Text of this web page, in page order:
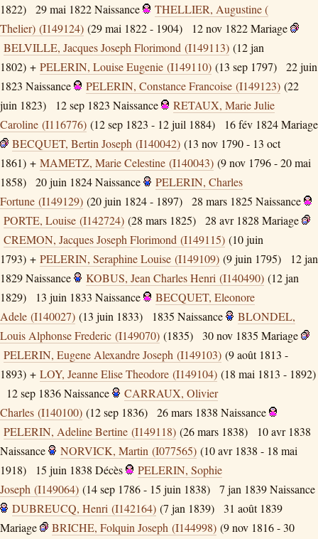
1822)
29 mai 1822Naissance
THELLIER, Augustine (
Thelier) (I149124) (29 mai 1822 - 1904) 12 nov 1822Mariage
BELVILLE, Jacques Joseph Florimond (I149113) (12 jan
1802) + PELERIN, Louise Eugenie (I149110) (13 sep 1797)
22 juin
1823 Naissance PELERIN, Constance Francoise (I149123) (22
juin 1823)
12 sep 1823 Naissance
RETAUX, Marie Julie
Caroline (I116776) (12 sep 1823 - 12 juil 1884) 16 fév 1824Mariage
BECQUET, Bertin Joseph (I140042) (13 nov 1790 - 13 oct
1861) + MAMETZ, Marie Celestine (I140043) (9 nov 1796 - 20 mai
1858)
20 juin 1824Naissance
PELERIN, Charles
Fortune (I149129) (20 juin 1824 - 1897) 28 mars 1825 Naissance
PORTE, Louise (I142724) (28 mars 1825) 28 avr 1828 Mariage
CREMON, Jacques Joseph Florimond (I149115) (10 juin
1793) + PELERIN, Seraphine Louise (I149109) (9 juin 1795)
12 jan
1829Naissance KOBUS, Jean Charles Henri (I140490) (12 jan
1829)
13 juin 1833 Naissance
BECQUET, Eleonore
Adele (I140027) (13 juin 1833) 1835 Naissance
BLONDEL,
Louis Alphonse Frederic (I149070) (1835) 30 nov 1835 Mariage
PELERIN, Eugene Alexandre Joseph (I149103) (9 août 1813 -
1893) + LOY, Jeanne Elise Theodore (I149104) (18 mai 1813 - 1892)
12 sep 1836Naissance
CARRAUX, Olivier
Charles (I140100) (12 sep 1836) 26 mars 1838 Naissance
PELERIN, Adeline Bertine (I149118) (26 mars 1838)
10 avr 1838
Naissance
NORVICK, Martin (I077565) (10 avr 1838 - 18 mai
1918)
15 juin 1838 Décès
PELERIN, Sophie
Joseph (I149064) (14 sep 1786 - 15 juin 1838) 7 jan 1839Naissance
DUBREUCQ, Henri (I142164) (7 jan 1839)
31 août 1839
Mariage
BRICHE, Folquin Joseph (I144998) (9 nov 1816 - 30